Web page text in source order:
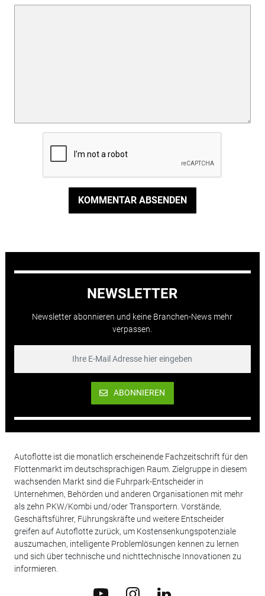
KOMMENTAR ABSENDEN
NEWSLETTER
Newsletter abonnieren und keine Branchen-News mehr
verpassen.
ABONNIEREN
Autoflotte ist die monatlich erscheinende Fachzeitschrift für den
Flottenmarkt im deutschsprachigen Raum. Zielgruppe in diesem
wachsenden Markt sind die Fuhrpark-Entscheider in
Unternehmen, Behörden und anderen Organisationen mit mehr
als zehn PKW/Kombi und/oder Transportern. Vorstände,
Geschäftsführer, Führungskräfte und weitere Entscheider
greifen auf Autoflotte zurück, um Kostensenkungspotenziale
auszumachen, intelligente Problemlösungen kennen zu lernen
und sich über technische und nichttechnische Innovationen zu
informieren.